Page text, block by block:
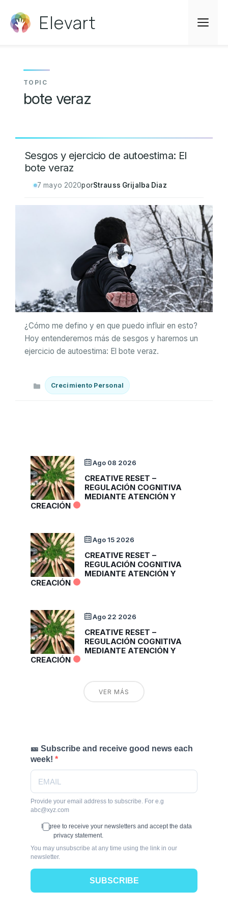
contenido Elevart
bote veraz
Sesgos y ejercicio de autoestima: El
bote veraz
7 mayo 2020porStrauss Grijalba Diaz
¿Cómo me defino y en que puedo influir en esto?
Hoy entenderemos más de sesgos y haremos un
ejercicio de autoestima: El bote veraz.
Categorías
Crecimiento Personal
Ago 08 2026
CREATIVE RESET –
REGULACIÓN COGNITIVA
MEDIANTE ATENCIÓN Y
CREACIÓN
Ago 15 2026
CREATIVE RESET –
REGULACIÓN COGNITIVA
MEDIANTE ATENCIÓN Y
CREACIÓN
Ago 22 2026
CREATIVE RESET –
REGULACIÓN COGNITIVA
MEDIANTE ATENCIÓN Y
CREACIÓN
VER MÁS
🎫 Subscribe and receive good news each
week!
Provide your email address to subscribe. For e.g
abc@xyz.com
I agree to receive your newsletters and accept the data
privacy statement.
You may unsubscribe at any time using the link in our
newsletter.
SUBSCRIBE